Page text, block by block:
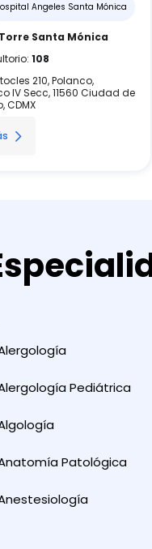
Angeles Santa Mónica
Torre Santa Mónica
108
210, Polanco,
IV Secc, 11560 Ciudad de
CDMX
Pediátrica
Patológica